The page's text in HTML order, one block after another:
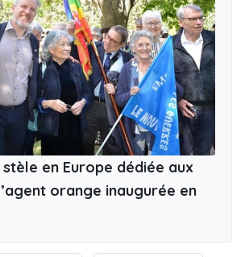
en Europe dédiée aux
orange inaugurée en